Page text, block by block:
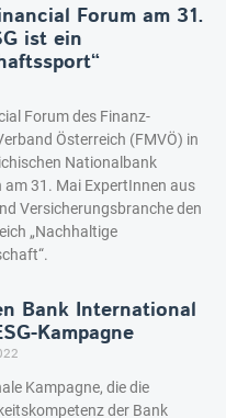
Forum am 31.
ist ein
Forum des Finanz-
Österreich (FMVÖ) in
Nationalbank
am 31. Mai ExpertInnen aus
Versicherungsbranche den
„Nachhaltige
Bank International
Kampagne
Kampagne, die die
der Bank